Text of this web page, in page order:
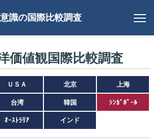
意識の国際比較調査
価値観国際比較調査
ＵＳＡ 北京 上海
台湾 韓国 ｼﾝｶﾞﾎﾟｰﾙ
ｵｰｽﾄﾗﾘｱ インド